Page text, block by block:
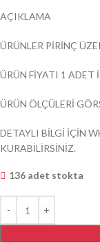
AÇIKLAMA
ÜRÜNLER PİRİNÇ
ÜRÜN FİYATI 1 ADET
ÜRÜN ÖLÇÜLERİ
DETAYLI BİLGİ İÇİN
KURABİLİRSİNİZ.
136 adet stokta